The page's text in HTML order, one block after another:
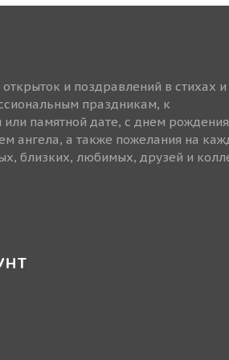
и поздравлений в стихах и
праздникам, к
или памятной дате, с днем
ангела, а также пожелания на
близких, любимых, друзей и